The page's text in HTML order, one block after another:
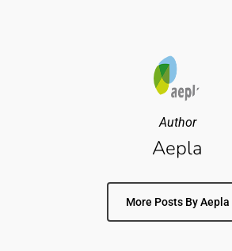
Author
Aepla
More Posts By Aepla